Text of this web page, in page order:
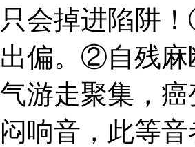
只会掉进陷阱
出偏。②自残麻
气游走聚集，
闷响音，此等